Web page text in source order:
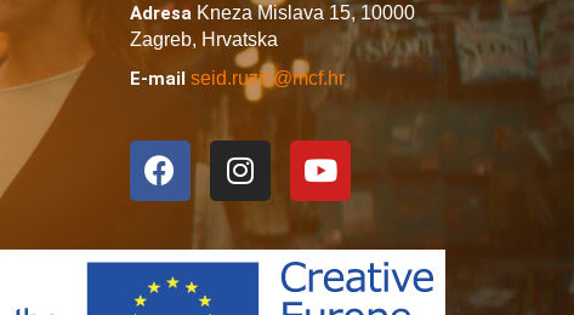
Adresa Kneza Mislava 15,10000
Zagreb, Hrvatska
E-mail seid.ruzic@mcf.hr